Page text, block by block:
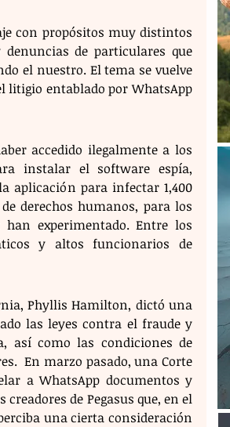
con propósitos muy distintos
de particulares que
el nuestro. El tema se vuelve
litigio entablado por WhatsApp
accedido ilegalmente a los
instalar el software espía,
aplicación para infectar 1,400
derechos humanos, para los
experimentado. Entre los
y altos funcionarios de
Phyllis Hamilton, dictó una
las leyes contra el fraude y
así como las condiciones de
En marzo pasado, una Corte
a WhatsApp documentos y
de Pegasus que, en el
una cierta consideración